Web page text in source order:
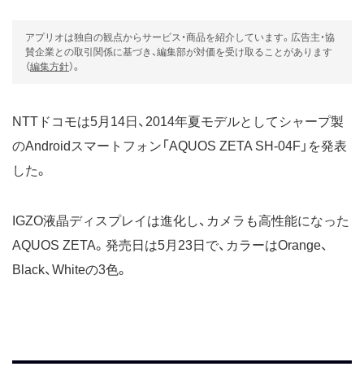
アプリオは独自の観点からサービス・商品を紹介しています。広告主・協
賛企業との取引関係に基づき、編集部が対価を受け取ることがあります
（編集方針）。
NTTドコモは5月14日、2014年夏モデルとしてシャープ製
のAndroidスマートフォン 「AQUOS ZETA SH-04F」を発表
した。
IGZO液晶ディスプレイは進化し、カメラも高性能になった
AQUOS ZETA。発売日は5月23日で、カラーはOrange、
Black、Whiteの3色。